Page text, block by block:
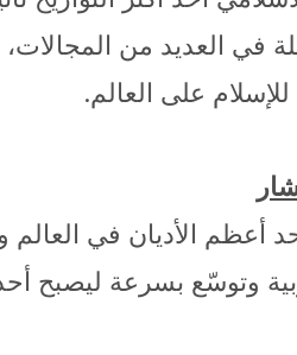
في العديد من
للإسلام على العالم.
أعظم الأديان في
وتوسّع بسرعة ليصبح